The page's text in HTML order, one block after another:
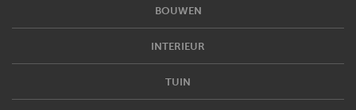
BOUWEN
INTERIEUR
TUIN